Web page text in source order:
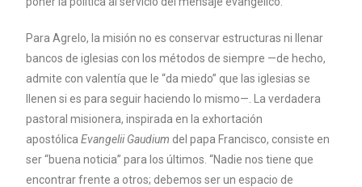
Para Agrelo, la misión no es conservar estructuras ni llenar
bancos de iglesias con los métodos de siempre —de hecho,
admite con valentía que le “da miedo” que las iglesias se
llenen si es para seguir haciendo lo mismo—. La verdadera
pastoral misionera, inspirada en la exhortación
apostólicaEvangelii Gaudium del papa Francisco, consiste en
ser “buena noticia” para los últimos. “Nadie nos tiene que
encontrar frente a otros; debemos ser un espacio de